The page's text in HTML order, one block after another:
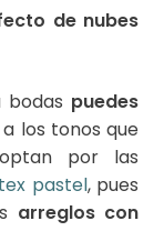
de nubes
bodas puedes
los tonos que
por las
pastel, pues
arreglos con